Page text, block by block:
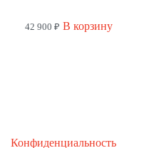
42 900 ₽ В корзину
Конфиденциальность